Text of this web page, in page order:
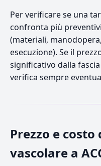
Per verificare se una
confronta più
(materiali,
esecuzione). Se il
significativo dalla
verifica sempre
Prezzo e
vascolare a